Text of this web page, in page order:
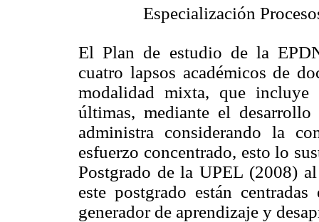
Especialización
El Plan de estudio de la
cuatro lapsos académicos de
modalidad mixta, que incluye
últimas, mediante el
administra considerando la
esfuerzo concentrado, esto lo
Postgrado de la UPEL (2008)
este postgrado están
generador de aprendizaje y